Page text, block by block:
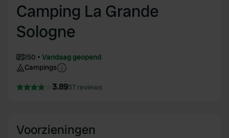
Camping La Grande
Sologne
150
Vandaag geopend
Campings
3.8937 reviews
Voorzieningen